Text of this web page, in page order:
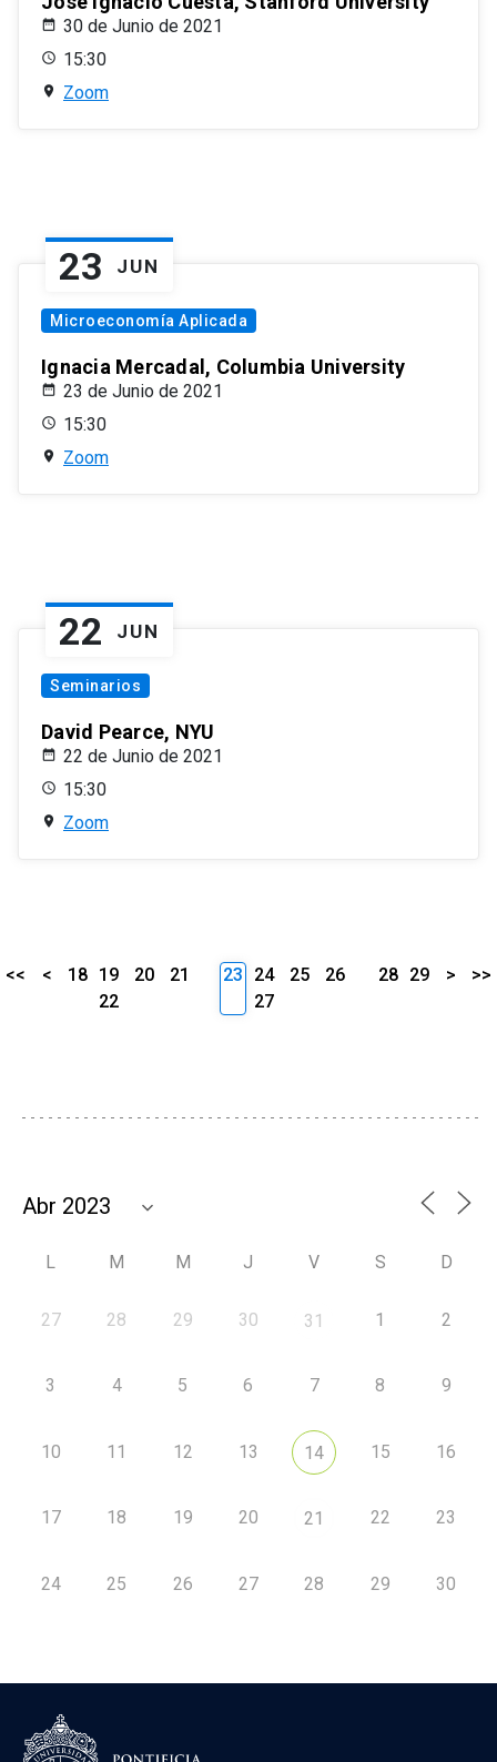
30 de Junio de 2021
15:30
Zoom
23 JUN
Microeconomía Aplicada
Ignacia Mercadal, Columbia University
23 de Junio de 2021
15:30
Zoom
22 JUN
Seminarios
David Pearce, NYU
22 de Junio de 2021
15:30
Zoom
<< < 18 19 20
21
22
23 24 25
26
27
28 29 > >>
L M M J V S D
27 28 29 30 31 1 2
3 4 5 6 7 8 9
10 11 12 13 14 15 16
17 18 19 20 21 22 23
24 25 26 27 28 29 30